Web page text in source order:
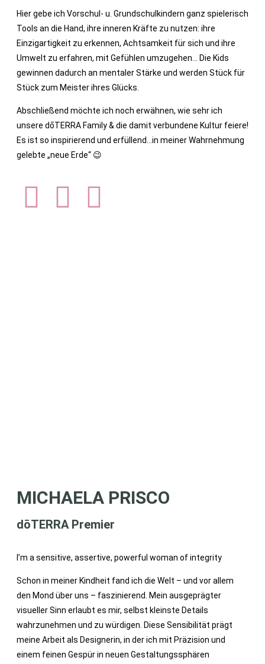
Hier gebe ich Vorschul- u. Grundschulkindern ganz spielerisch
Tools an die Hand, ihre inneren Kräfte zu nutzen: ihre
Einzigartigkeit zu erkennen, Achtsamkeit für sich und ihre
Umwelt zu erfahren, mit Gefühlen umzugehen… Die Kids
gewinnen dadurch an mentaler Stärke und werden Stück für
Stück zum Meister ihres Glücks.
Abschließend möchte ich noch erwähnen, wie sehr ich
unsere dōTERRA Family & die damit verbundene Kultur feiere!
Es ist so inspirierend und erfüllend…in meiner Wahrnehmung
gelebte „neue Erde“ 😉
MICHAELA PRISCO
dōTERRA Premier
I’m a sensitive, assertive, powerful woman of integrity
Schon in meiner Kindheit fand ich die Welt – und vor allem
den Mond über uns – faszinierend. Mein ausgeprägter
visueller Sinn erlaubt es mir, selbst kleinste Details
wahrzunehmen und zu würdigen. Diese Sensibilität prägt
meine Arbeit als Designerin, in der ich mit Präzision und
einem feinen Gespür in neuen Gestaltungssphären